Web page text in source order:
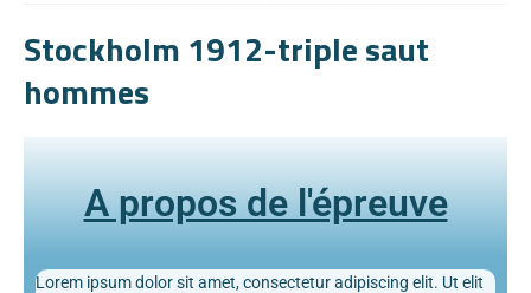
Stockholm 1912-triple saut
hommes
A propos de l'épreuve
Lorem ipsum dolor sit amet, consectetur adipiscing elit. Ut elit